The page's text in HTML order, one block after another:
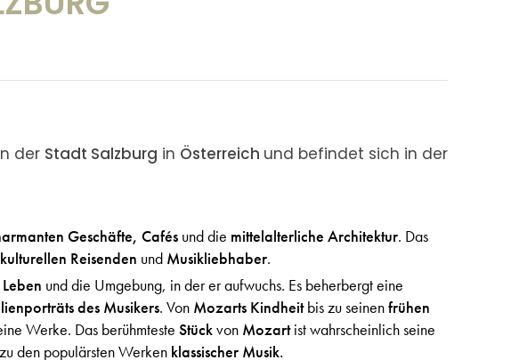
der Stadt Salzburg in Österreich und befindet sich in der
Geschäfte, Cafésund die mittelalterliche Architektur. Das
kulturellen Reisenden und Musikliebhaber.
und die Umgebung, in der er aufwuchs. Es beherbergt eine
des Musikers. Von Mozarts Kindheitbis zu seinenfrühen
Werke. Das berühmteste Stückvon Mozartist wahrscheinlich seine
den populärsten Werken klassischer Musik.